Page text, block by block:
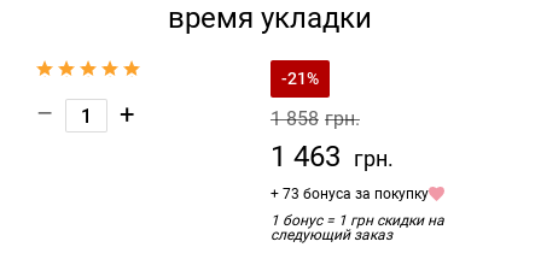
время укладки
– +
-21%
1 858 грн.
1 463 грн.
+ 73 бонуса за покупку
1 бонус = 1 грн скидки на
следующий заказ